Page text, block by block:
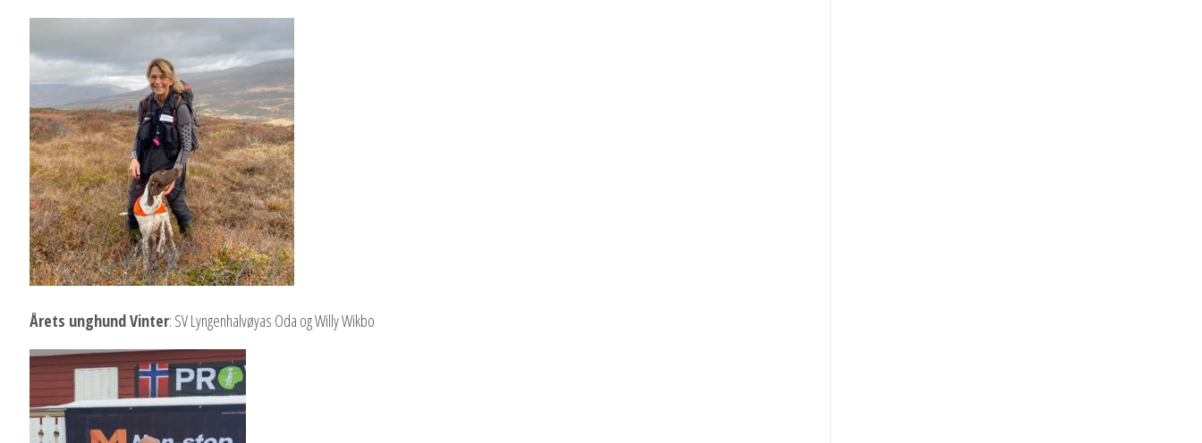
Årets unghund Vinter: SV Lyngenhalvøyas Oda og Willy Wikbo